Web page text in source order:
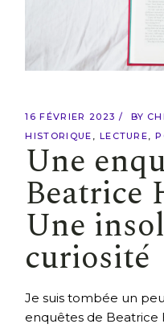
16 FÉVRIER 2023 BY
HISTORIQUE
LECTURE
Une
Beatrice
Une
curiosité
Je suis tombée un
enquêtes de Beatrice